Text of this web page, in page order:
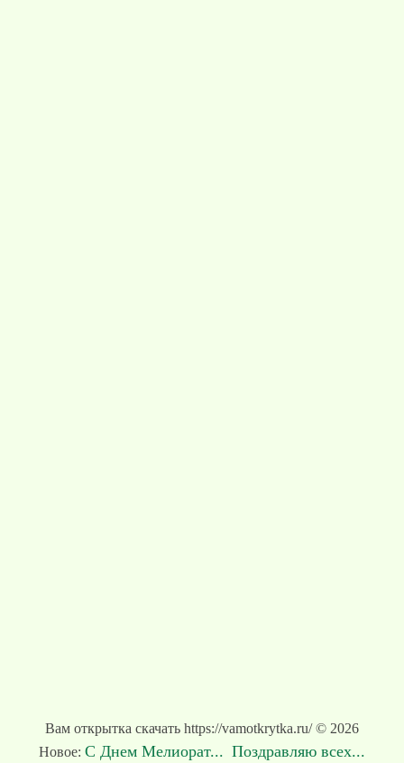
Вам открытка скачать https://vamotkrytka.ru/ © 2026
Новое: С Днем Мелиорат... Поздравляю всех...